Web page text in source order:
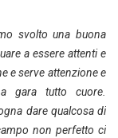
svolto una buona
a essere attenti e
e serve attenzione e
gara tutto cuore.
dare qualcosa di
non perfetto ci